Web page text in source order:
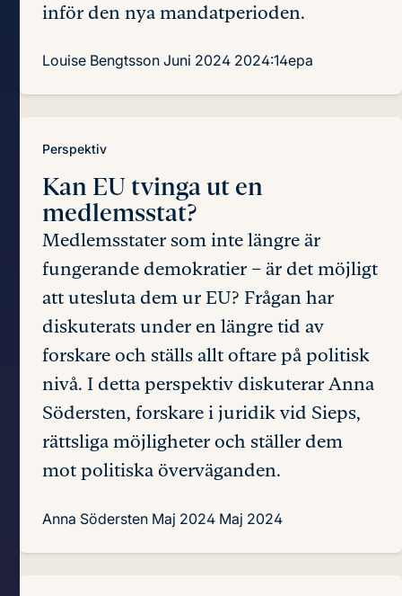
inför den nya mandatperioden.
Louise Bengtsson Juni 2024 2024:14epa
Perspektiv
Kan EU tvinga ut en
medlemsstat?
Medlemsstater som inte längre är
fungerande demokratier – är det möjligt
att utesluta dem ur EU? Frågan har
diskuterats under en längre tid av
forskare och ställs allt oftare på politisk
nivå. I detta perspektiv diskuterar Anna
Södersten, forskare i juridik vid Sieps,
rättsliga möjligheter och ställer dem
mot politiska överväganden.
Anna Södersten Maj 2024 Maj 2024